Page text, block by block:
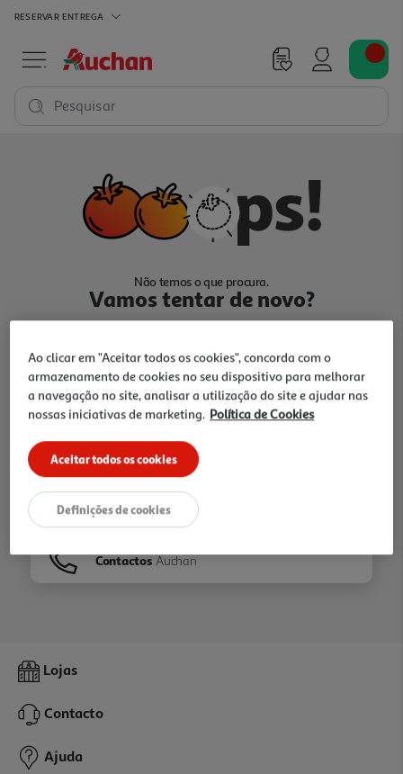
RESERVAR ENTREGA
Pesquisar
Não temos o que procura.
Vamos tentar de novo?
Ir para Homepage
Folhetos
Contactos Auchan
Lojas
Contacto
Ajuda
Ao clicar em "Aceitar todos os cookies", concorda com o
armazenamento de cookies no seu dispositivo para melhorar
a navegação no site, analisar a utilização do site e ajudar nas
nossas iniciativas de marketing. Política de Cookies
Aceitar todos os cookies
Definições de cookies